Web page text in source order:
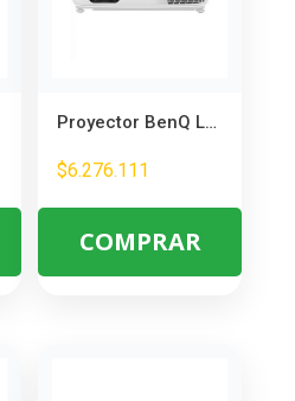
Proyector BenQ Laser LH730 4000Lumens 1080p 3y
$6.276.111
COMPRAR